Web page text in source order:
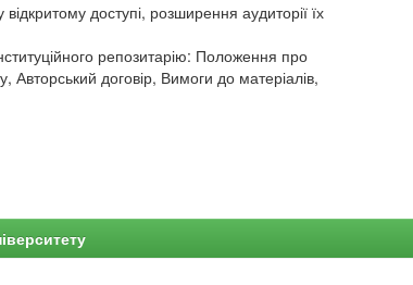
доступі, розширення аудиторії їх
репозитарію: Положення про
Авторський договір, Вимоги до матеріалів,